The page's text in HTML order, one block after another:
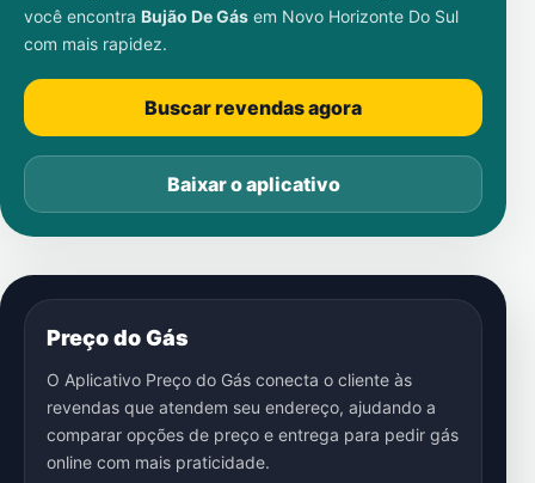
você encontra Bujão De Gás em Novo Horizonte Do Sul
com mais rapidez.
Buscar revendas agora
Baixar o aplicativo
Preço do Gás
O Aplicativo Preço do Gás conecta o cliente às
revendas que atendem seu endereço, ajudando a
comparar opções de preço e entrega para pedir gás
online com mais praticidade.